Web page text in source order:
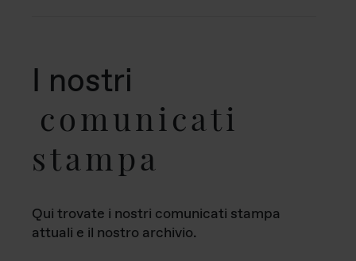
I nostri
comunicati
stampa
Qui trovate i nostri comunicati stampa
attuali e il nostro archivio.